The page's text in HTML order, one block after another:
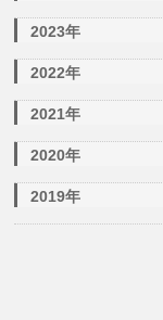
2023年
2022年
2021年
2020年
2019年